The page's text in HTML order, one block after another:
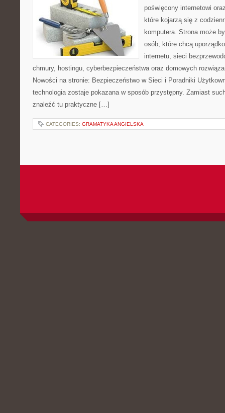
poświęcony internetowi
które kojarzą się z
komputera. Strona może
osób, które chcą
internetu, sieci
chmury, hostingu, cyberbezpieczeństwa oraz domowych
Nowości na stronie: Bezpieczeństwo w Sieci i Poradniki
technologia zostaje pokazana w sposób przystępny. Zamiast
znaleźć tu praktyczne […]
CATEGORIES: GRAMATYKA ANGIELSKA